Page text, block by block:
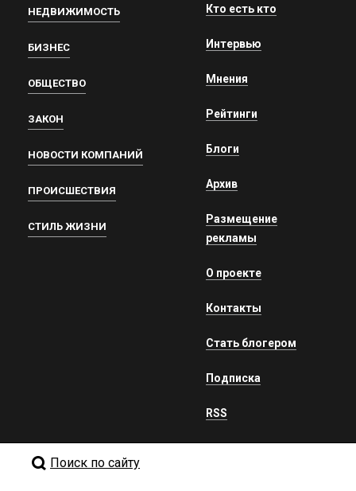
НЕДВИЖИМОСТЬ
БИЗНЕС
ОБЩЕСТВО
ЗАКОН
НОВОСТИ КОМПАНИЙ
ПРОИСШЕСТВИЯ
СТИЛЬ ЖИЗНИ
Кто есть кто
Интервью
Мнения
Рейтинги
Блоги
Архив
Размещение
рекламы
О проекте
Контакты
Стать блогером
Подписка
RSS
Поиск по сайту